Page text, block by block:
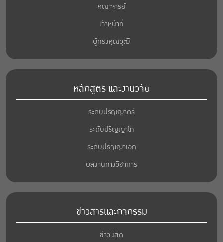
คณาจารย์
เจ้าหน้าที่
ผู้ทรงคุณวุฒิ
หลักสูตร และงานวิจัย
ระดับปริญญาตรี
ระดับปริญญาโท
ระดับปริญญาเอก
ผลงานทางวิชาการ
ข่าวสารและกิจกรรม
ข่าวนิสิต